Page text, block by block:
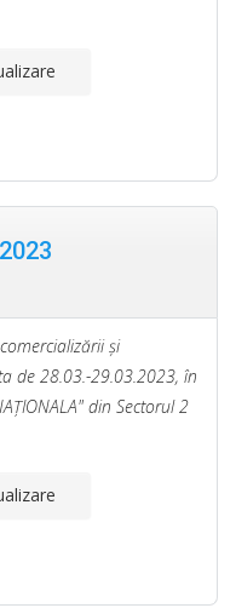
şi
de 28.03.-29.03.2023, în
din Sectorul 2